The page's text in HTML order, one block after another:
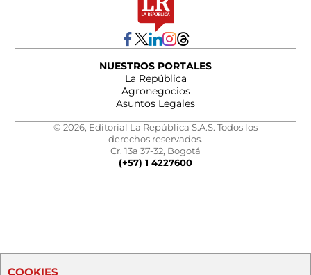
NUESTROS PORTALES
La República
Agronegocios
Asuntos Legales
© 2026, Editorial La República S.A.S. Todos los
derechos reservados.
Cr. 13a 37-32, Bogotá
(+57) 1 4227600
COOKIES